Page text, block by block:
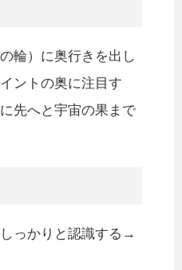
輪）に奥行きを出し
ントの奥に注目す
先へと宇宙の果まで
っかりと認識する→